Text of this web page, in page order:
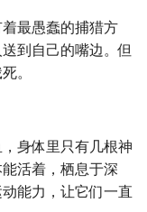
最愚蠢的捕猎方
到自己的嘴边。但
。
身体里只有几根神
活着，栖息于深
能力，让它们一直